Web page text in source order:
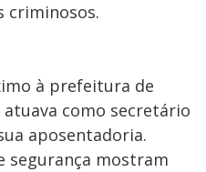
criminosos.
à prefeitura de
atuava como secretário
aposentadoria.
segurança mostram